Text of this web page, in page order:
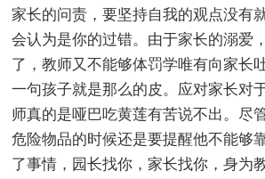
家长的问责，要坚持自我的观点没有
会认为是你的过错。由于家长的溺爱
了，教师又不能够体罚学唯有向家长
一句孩子就是那么的皮。应对家长对
师真的是哑巴吃黄莲有苦说不出。尽
危险物品的时候还是要提醒他不能够
了事情，园长找你，家长找你，身为